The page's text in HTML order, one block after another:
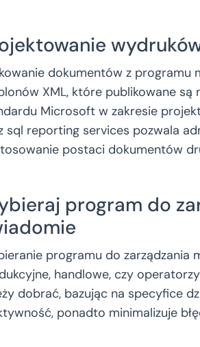
dokumentów z programu
XML, które publikowane
Microsoft w zakresie
sql reporting services pozwala
postaci dokumentów
program do
programu do zarządzania
handlowe, czy
dobrać, bazując na specyfice
ponadto minimalizuje